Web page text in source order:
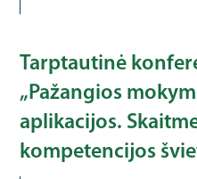
Tarptautinė
„Pažangios
aplikacijos.
kompetencijos